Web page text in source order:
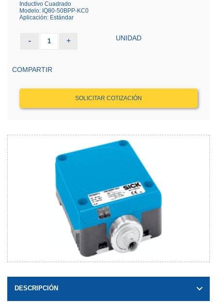
Inductivo Cuadrado
Modelo: IQ80-50BPP-KC0
Aplicación: Estándar
- 1 + UNIDAD
COMPARTIR
SOLICITAR COTIZACIÓN
DESCRIPCIÓN